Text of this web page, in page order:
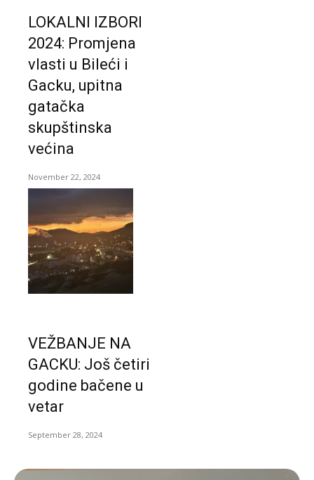
LOKALNI IZBORI
2024: Promjena
vlasti u Bileći i
Gacku, upitna
gatačka
skupštinska
većina
November 22, 2024
VEŽBANJE NA
GACKU: Još četiri
godine bačene u
vetar
September 28, 2024